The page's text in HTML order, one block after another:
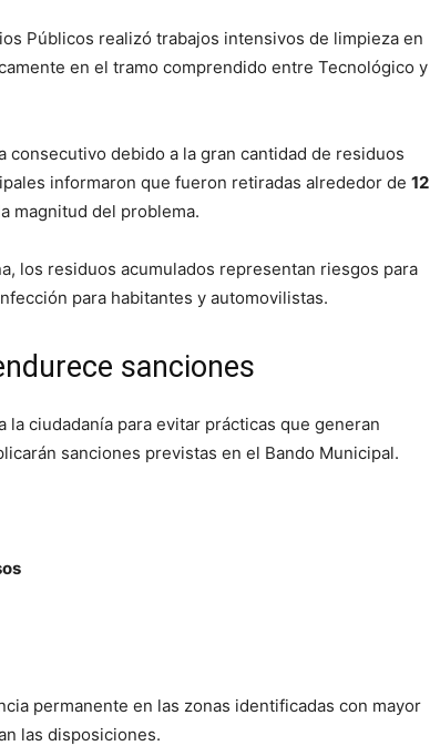
Públicos realizó trabajos intensivos de limpieza en
en el tramo comprendido entre Tecnológico y
debido a la gran cantidad de residuos
informaron que fueron retiradas alrededor de 12
magnitud del problema.
los residuos acumulados representan riesgos para
para habitantes y automovilistas.
sanciones
la ciudadanía para evitar prácticas que generan
sanciones previstas en el Bando Municipal.
permanente en las zonas identificadas con mayor
las disposiciones.